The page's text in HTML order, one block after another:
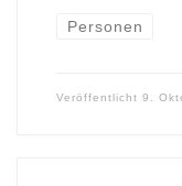
Personen
Veröffentlicht 9.